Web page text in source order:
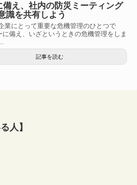
備え、社内の防災ミーティング
識を共有しよう
業にとって重要な危機管理のひとつで
に備え、いざというときの危機管理をしま
記事を読む
人】